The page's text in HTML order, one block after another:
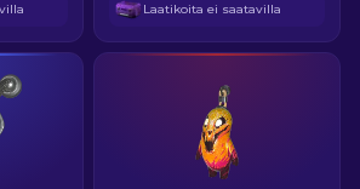
Laatikoita ei saatavilla